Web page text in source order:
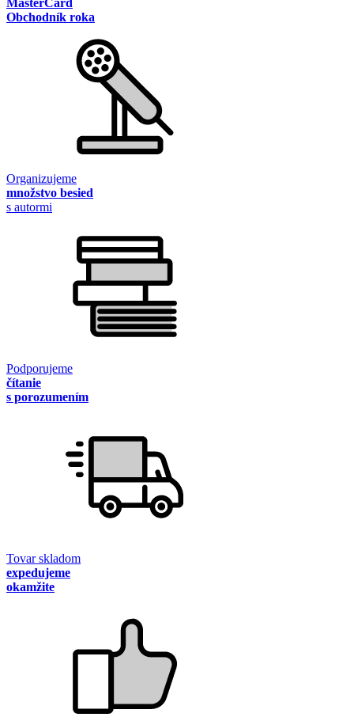
MasterCard
Obchodník roka
Organizujeme
množstvo besied
s autormi
Podporujeme
čítanie
s porozumením
Tovar skladom
expedujeme
okamžite